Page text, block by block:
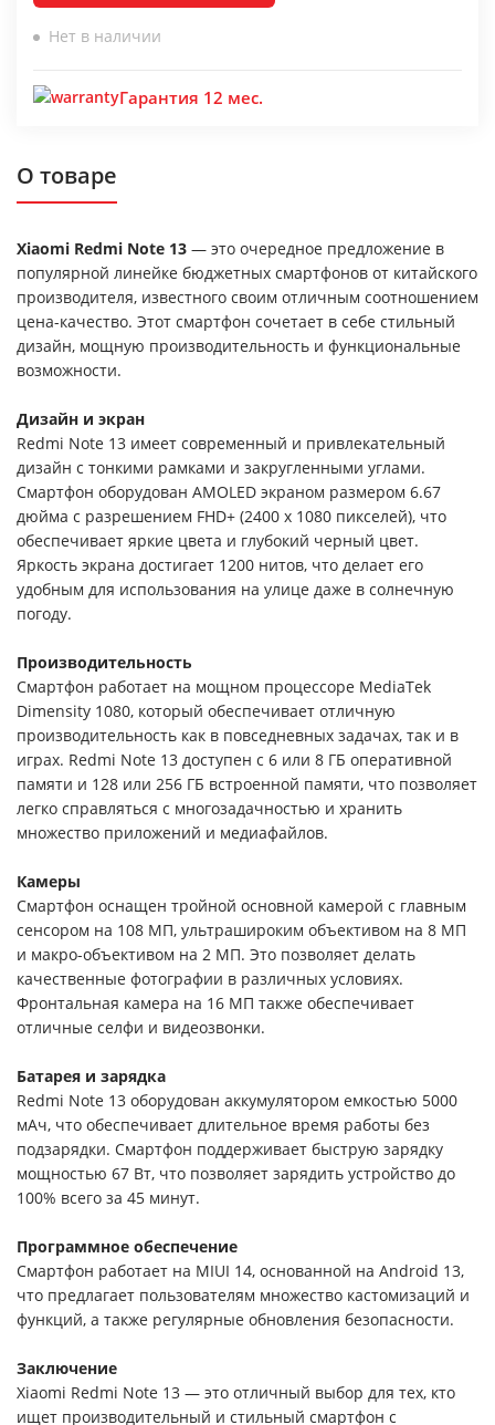
Нет в наличии
Гарантия 12 мес.
О товаре
Xiaomi Redmi Note 13 — это очередное предложение в
популярной линейке бюджетных смартфонов от китайского
производителя, известного своим отличным соотношением
цена-качество. Этот смартфон сочетает в себе стильный
дизайн, мощную производительность и функциональные
возможности.
Дизайн и экран
Redmi Note 13 имеет современный и привлекательный
дизайн с тонкими рамками и закругленными углами.
Смартфон оборудован AMOLED экраном размером 6.67
дюйма с разрешением FHD+ (2400 x 1080 пикселей), что
обеспечивает яркие цвета и глубокий черный цвет.
Яркость экрана достигает 1200 нитов, что делает его
удобным для использования на улице даже в солнечную
погоду.
Производительность
Смартфон работает на мощном процессоре MediaTek
Dimensity 1080, который обеспечивает отличную
производительность как в повседневных задачах, так и в
играх. Redmi Note 13 доступен с 6 или 8 ГБ оперативной
памяти и 128 или 256 ГБ встроенной памяти, что позволяет
легко справляться с многозадачностью и хранить
множество приложений и медиафайлов.
Камеры
Смартфон оснащен тройной основной камерой с главным
сенсором на 108 МП, ультрашироким объективом на 8 МП
и макро-объективом на 2 МП. Это позволяет делать
качественные фотографии в различных условиях.
Фронтальная камера на 16 МП также обеспечивает
отличные селфи и видеозвонки.
Батарея и зарядка
Redmi Note 13 оборудован аккумулятором емкостью 5000
мАч, что обеспечивает длительное время работы без
подзарядки. Смартфон поддерживает быструю зарядку
мощностью 67 Вт, что позволяет зарядить устройство до
100% всего за 45 минут.
Программное обеспечение
Смартфон работает на MIUI 14, основанной на Android 13,
что предлагает пользователям множество кастомизаций и
функций, а также регулярные обновления безопасности.
Заключение
Xiaomi Redmi Note 13 — это отличный выбор для тех, кто
ищет производительный и стильный смартфон с